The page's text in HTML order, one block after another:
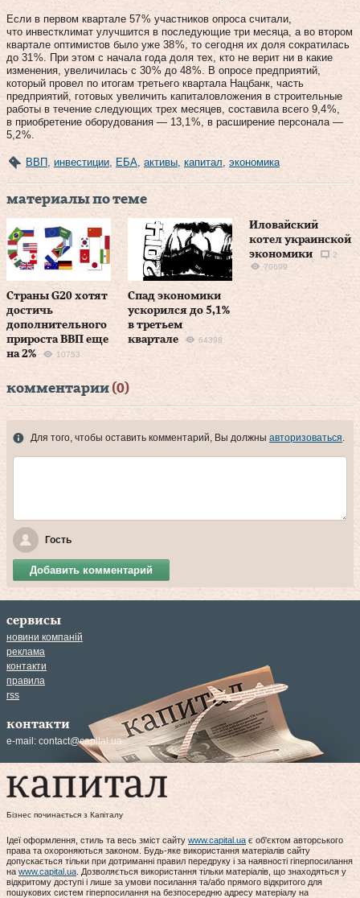
Если в первом квартале 57 % участников опроса считали,
что инвестклимат улучшится в последующие три месяца, а во втором
квартале оптимистов было уже 38 %, то сегодня их доля сократилась
до 31 %. При этом с начала года доля тех, кто не верит ни в какие
изменения, увеличилась с 30 % до 48 %. В опросе предприятий,
который провел по итогам третьего квартала Нацбанк, часть
предприятий, готовых увеличить капиталовложения в строительные
работы в течение следующих трех месяцев, составила всего 9,4 %,
в приобретение оборудования — 13,1 %, в расширение персонала —
5,2 %.
ВВП , инвестиции, ЕБА, активы, капитал, экономика
материалы по теме
Страны G20 хотят
достичь
дополнительного
прироста ВВП еще
на 2%
10753
Спад экономики
ускорился до 5,1%
в третьем
квартале
64398
Иловайский
котел украинской
экономики
2
70699
комментарии (0)
Для того, чтобы оставить комментарий, Вы должны авторизоваться
Гость
Добавить комментарий
сервисы
новини компаній
реклама
контакти
правила
rss
контакти
e-mail: contact@capital.ua
Бізнес починається з Капіталу
Ідеї оформлення, стиль та весь зміст сайту www.capital.ua є об'єктом авторського
права та охороняються законом. Будь-яке використання матеріалів сайту
допускається тільки при дотриманні правил передруку і за наявності гіперпосилання
на www.capital.ua . Дозволяється використання тільки матеріалів, що знаходяться у
відкритому доступі і лише за умови посилання та/або прямого відкритого для
пошукових систем гіперпосилання на безпосередню адресу матеріалу на